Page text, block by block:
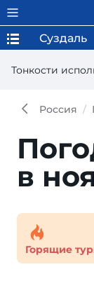
Тонкости
Суздаль
Россия
в
Горящие